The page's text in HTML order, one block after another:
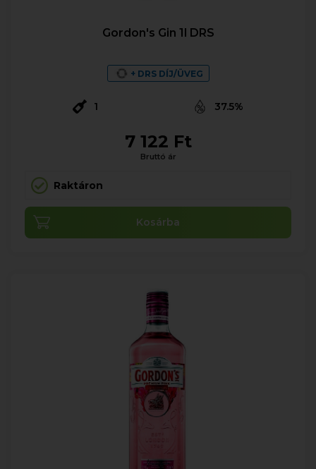
Gordon's Gin 1l DRS
+ DRS DÍJ/ÜVEG
1 37.5%
7 122 Ft
Bruttó ár
Raktáron
Kosárba